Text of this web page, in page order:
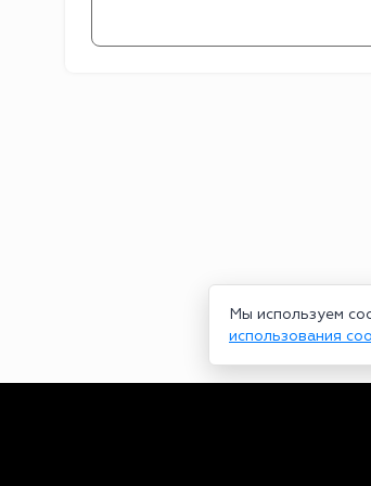
Мы используем
использования